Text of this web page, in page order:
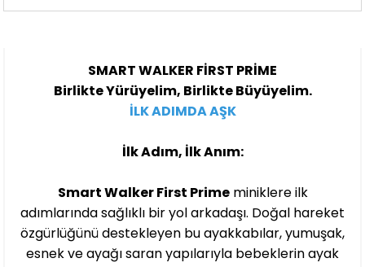
SMART WALKER FİRST PRİME
Birlikte Yürüyelim, Birlikte Büyüyelim.
İLK ADIMDA AŞK
İlk Adım, İlk Anım:
Smart Walker First Primeminiklere ilk
adımlarında sağlıklı bir yol arkadaşı. Doğal hareket
özgürlüğünü destekleyen bu ayakkabılar, yumuşak,
esnek ve ayağı saran yapılarıyla bebeklerin ayak